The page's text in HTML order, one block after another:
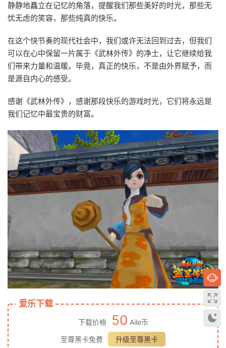
静静地矗立在记忆的角落，提醒我们那些美好的时光，那些无
忧无虑的笑容，那些纯真的快乐。
在这个快节奏的现代社会中，我们或许无法回到过去，但我们
可以在心中保留一片属于《武林外传》的净土，让它继续给我
们带来力量和温暖。毕竟，真正的快乐，不是由外界赋予，而
是源自内心的感受。
感谢《武林外传》，感谢那段快乐的游戏时光，它们将永远是
我们记忆中最宝贵的财富。
爱乐下载
下载价格 50 Aile币
至尊黑卡免费
升级至尊黑卡